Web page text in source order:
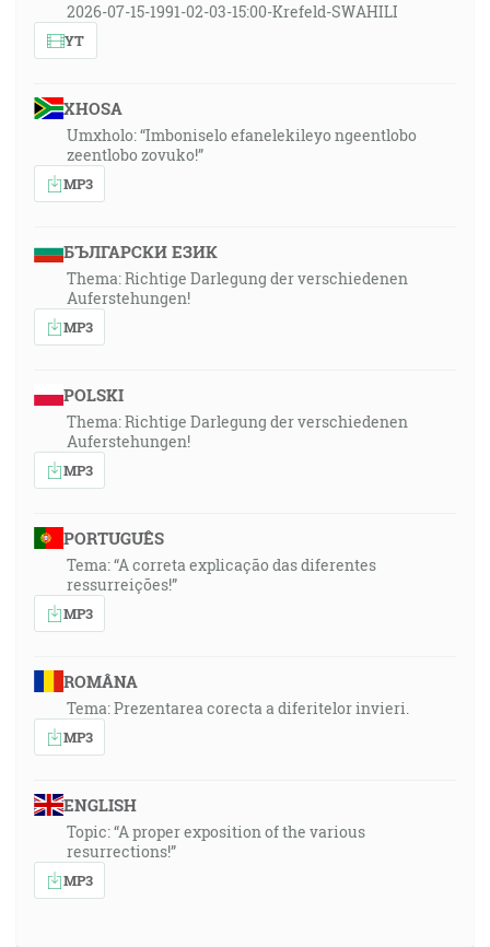
2026-07-15-1991-02-03-15:00-Krefeld-SWAHILI
YT
XHOSA
Umxholo: “Imboniselo efanelekileyo ngeentlobo
zeentlobo zovuko!”
MP3
БЪЛГАРСКИ ЕЗИК
Thema: Richtige Darlegung der verschiedenen
Auferstehungen!
MP3
POLSKI
Thema: Richtige Darlegung der verschiedenen
Auferstehungen!
MP3
PORTUGUÊS
Tema: “A correta explicação das diferentes
ressurreições!”
MP3
ROMÂNA
Tema: Prezentarea corecta a diferitelor invieri.
MP3
ENGLISH
Topic: “A proper exposition of the various
resurrections!”
MP3